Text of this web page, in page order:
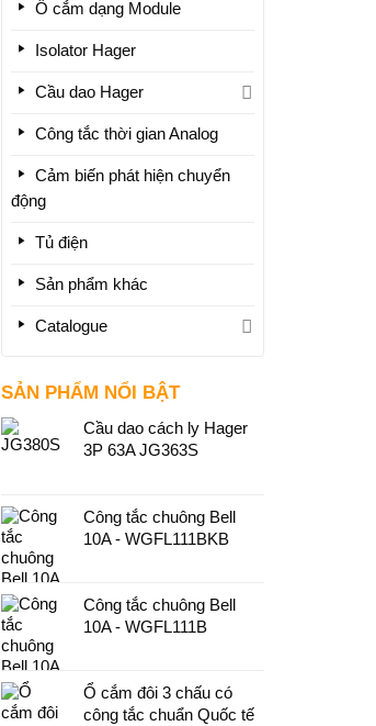
Ổ cắm dạng Module
Isolator Hager
Cầu dao Hager
Công tắc thời gian Analog
Cảm biến phát hiện chuyển
động
Tủ điện
Sản phẩm khác
Catalogue
SẢN PHẨM NỔI BẬT
Cầu dao cách ly Hager
3P 63A JG363S
Công tắc chuông Bell
10A - WGFL111BKB
Công tắc chuông Bell
10A - WGFL111B
Ổ cắm đôi 3 chấu có
công tắc chuẩn Quốc tế